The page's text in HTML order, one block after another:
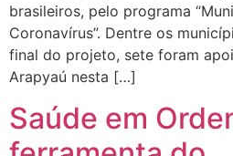
brasileiros, pelo programa
Coronavírus”. Dentre os
final do projeto, sete foram
Arapyaú nesta […]
Saúde em